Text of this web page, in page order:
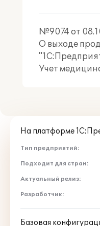
№9074 от
О выходе
Учет
На платформе
Тип предприятий:
Подходит для стран:
Актуальный релиз:
Разработчик:
Базовая